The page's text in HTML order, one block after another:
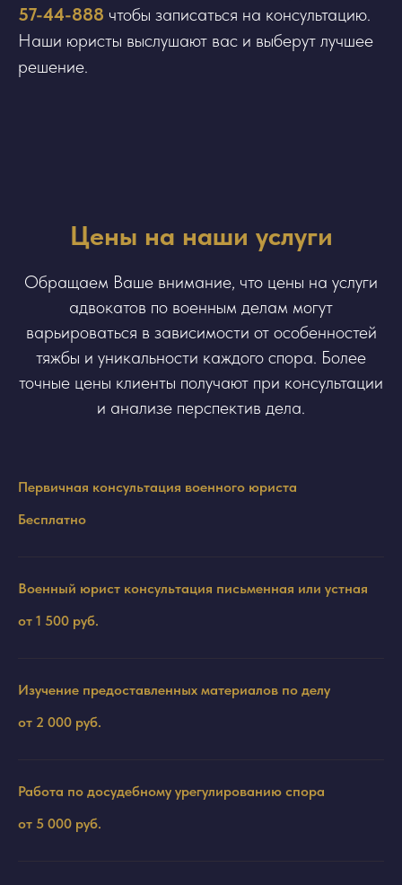
57-44-888 чтобы записаться на консультацию.
Наши юристы выслушают вас и выберут лучшее
решение.
Цены на наши услуги
Обращаем Ваше внимание, что цены на услуги
адвокатов по военным делам могут
варьироваться в зависимости от особенностей
тяжбы и уникальности каждого спора. Более
точные цены клиенты получают при консультации
и анализе перспектив дела.
Первичная консультация военного юриста
Бесплатно
Военный юрист консультация письменная или устная
от 1 500 руб.
Изучение предоставленных материалов по делу
от 2 000 руб.
Работа по досудебному урегулированию спора
от 5 000 руб.